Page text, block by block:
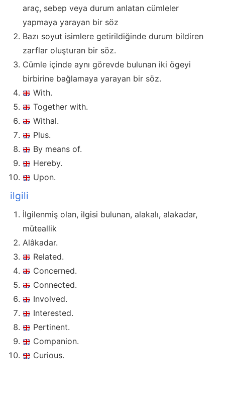
araç, sebep veya durum anlatan cümleler
yapmaya yarayan bir söz
Bazı soyut isimlere getirildiğinde durum bildiren
zarflar oluşturan bir söz.
Cümle içinde aynı görevde bulunan iki ögeyi
birbirine bağlamaya yarayan bir söz.
With.
Together with.
Withal.
Plus.
By means of.
Hereby.
Upon.
ilgili
İlgilenmiş olan, ilgisi bulunan, alakalı, alakadar,
müteallik
Alâkadar.
Related.
Concerned.
Connected.
Involved.
Interested.
Pertinent.
Companion.
Curious.